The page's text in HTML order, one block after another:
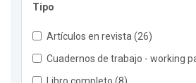
Tipo
Artículos en revista (26)
Cuadernos de trabajo - working